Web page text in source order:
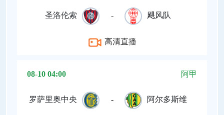
圣洛伦索 - 飓风队
高清直播
08-10 04:00 阿甲
罗萨里奥中央 - 阿尔多斯维